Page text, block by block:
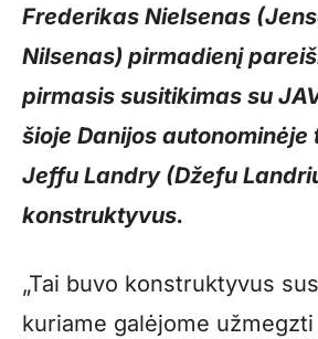
Frederikas Nielsenas
Nilsenas) pirmadienį
pirmasis susitikimas su
šioje Danijos autonominėje
Jeffu Landry (Džefu
konstruktyvus.
„Tai buvo konstruktyvus
kuriame galėjome